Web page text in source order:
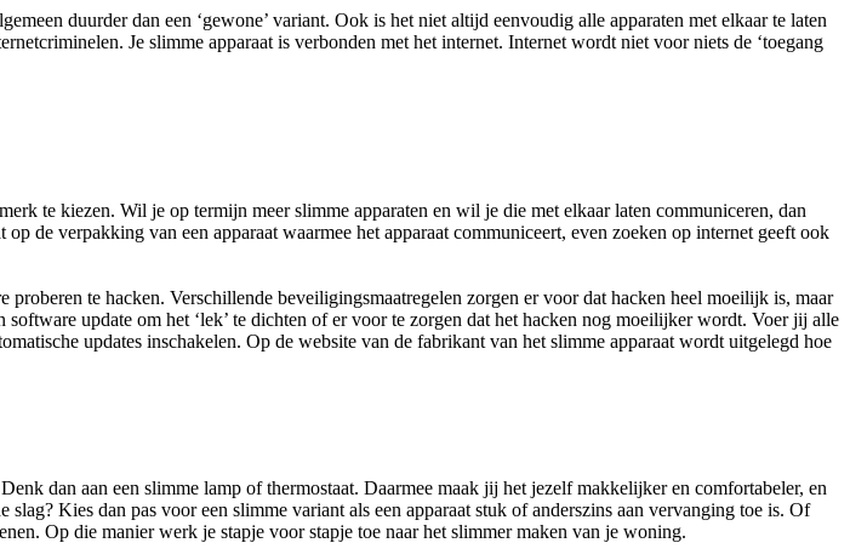
duurder dan een ‘gewone’ variant. Ook is het niet altijd eenvoudig alle apparaten met elkaar te laten
Je slimme apparaat is verbonden met het internet. Internet wordt niet voor niets de ‘toegang
te kiezen. Wil je op termijn meer slimme apparaten en wil je die met elkaar laten communiceren, dan
de verpakking van een apparaat waarmee het apparaat communiceert, even zoeken op internet geeft ook
te hacken. Verschillende beveiligingsmaatregelen zorgen er voor dat hacken heel moeilijk is, maar
update om het ‘lek’ te dichten of er voor te zorgen dat het hacken nog moeilijker wordt. Voer jij alle
updates inschakelen. Op de website van de fabrikant van het slimme apparaat wordt uitgelegd hoe
dan aan een slimme lamp of thermostaat. Daarmee maak jij het jezelf makkelijker en comfortabeler, en
Kies dan pas voor een slimme variant als een apparaat stuk of anderszins aan vervanging toe is. Of
Op die manier werk je stapje voor stapje toe naar het slimmer maken van je woning.